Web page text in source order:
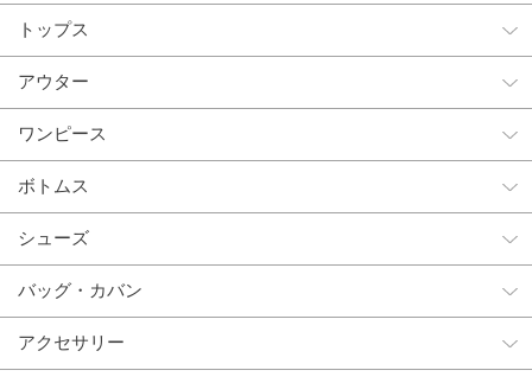
トップス
アウター
ワンピース
ボトムス
シューズ
バッグ・カバン
アクセサリー